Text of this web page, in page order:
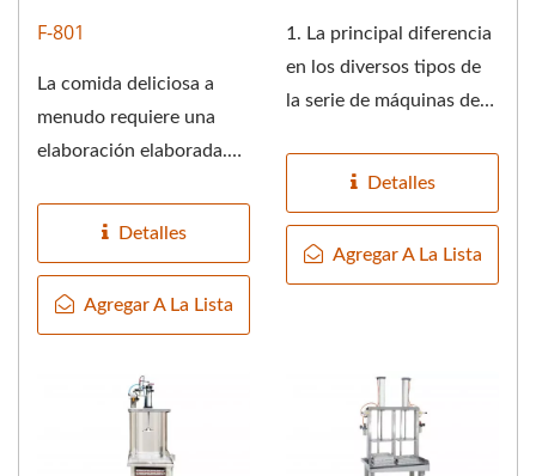
F-801
La comida deliciosa a
menudo requiere una
elaboración elaborada.
Detalles
Agregar A La Lista
1. La principal diferencia
en los diversos tipos de
la serie de máquinas de
Detalles
Agregar A La Lista